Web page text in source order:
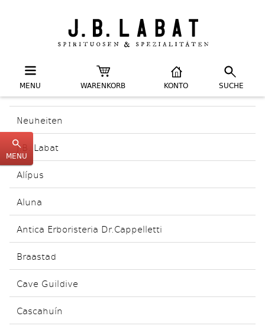
MENU WARENKORB KONTO SUCHE
Neuheiten
J.B. Labat
Alípus
Aluna
Antica Erboristeria Dr.Cappelletti
Braastad
Cave Guildive
Cascahuín
MENU